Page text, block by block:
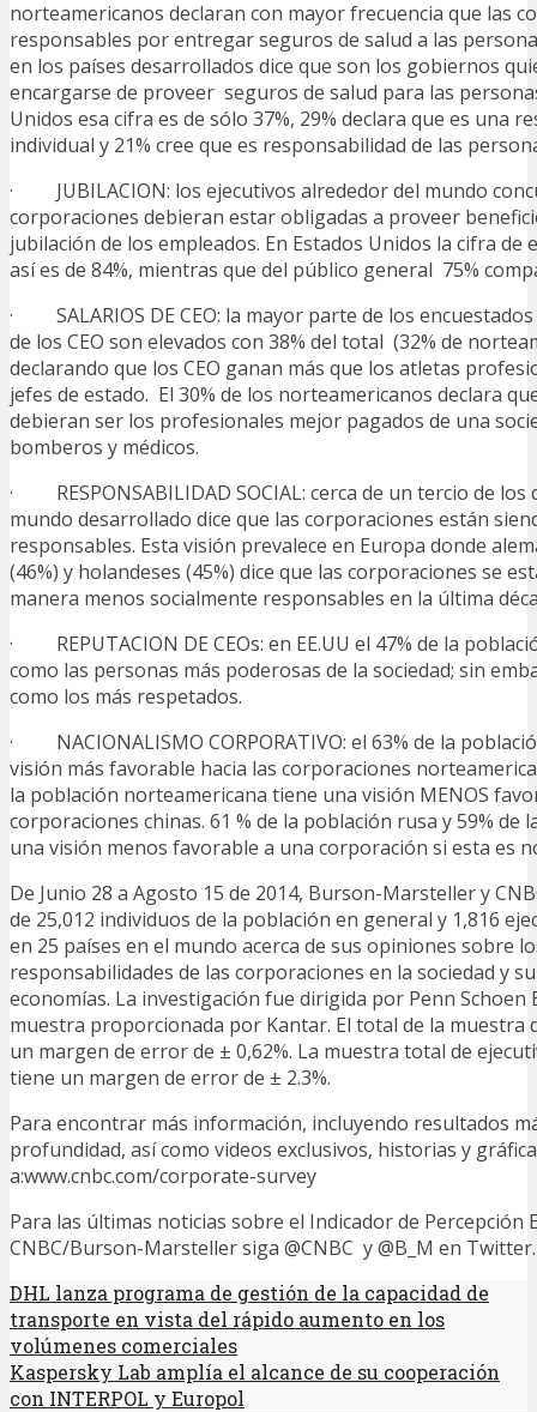
norteamericanos declaran con mayor frecuencia que las
responsables por entregar seguros de salud a las
en los países desarrollados dice que son los gobiernos
encargarse de proveer seguros de salud para las
Unidos esa cifra es de sólo 37%, 29% declara que es una
individual y 21% cree que es responsabilidad de las
· JUBILACION: los ejecutivos alrededor del mundo
corporaciones debieran estar obligadas a proveer
jubilación de los empleados. En Estados Unidos la cifra de
así es de 84%, mientras que del público general 75%
· SALARIOS DE CEO: la mayor parte de los
de los CEO son elevados con 38% del total (32% de
declarando que los CEO ganan más que los atletas
jefes de estado. El 30% de los norteamericanos declara
debieran ser los profesionales mejor pagados de una
bomberos y médicos.
· RESPONSABILIDAD SOCIAL: cerca de un tercio de los
mundo desarrollado dice que las corporaciones están
responsables. Esta visión prevalece en Europa donde
(46%) y holandeses (45%) dice que las corporaciones se
manera menos socialmente responsables en la última
· REPUTACION DE CEOs: en EE.UU el 47% de la
como las personas más poderosas de la sociedad; sin
como los más respetados.
· NACIONALISMO CORPORATIVO: el 63% de la
visión más favorable hacia las corporaciones
la población norteamericana tiene una visión MENOS
corporaciones chinas. 61 % de la población rusa y 59% de
una visión menos favorable a una corporación si esta es
De Junio 28 a Agosto 15 de 2014, Burson-Marsteller y
de 25,012 individuos de la población en general y 1,816
en 25 países en el mundo acerca de sus opiniones sobre
responsabilidades de las corporaciones en la sociedad y
economías. La investigación fue dirigida por Penn Schoen
muestra proporcionada por Kantar. El total de la muestra
un margen de error de ± 0,62%. La muestra total de
tiene un margen de error de ± 2.3%.
Para encontrar más información, incluyendo resultados
profundidad, así como videos exclusivos, historias y
a:www.cnbc.com/corporate-survey
Para las últimas noticias sobre el Indicador de Percepción
CNBC/Burson-Marsteller siga @CNBC y @B_M en Twitter.
DHL lanza programa de gestión de la capacidad de
transporte en vista del rápido aumento en los
volúmenes comerciales
Kaspersky Lab amplía el alcance de su cooperación
con INTERPOL y Europol